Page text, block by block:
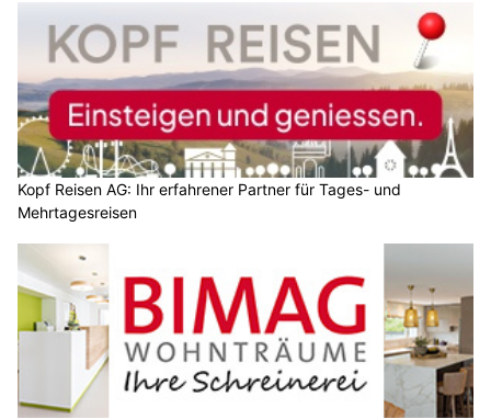
Kopf Reisen AG: Ihr erfahrener Partner für Tages- und
Mehrtagesreisen